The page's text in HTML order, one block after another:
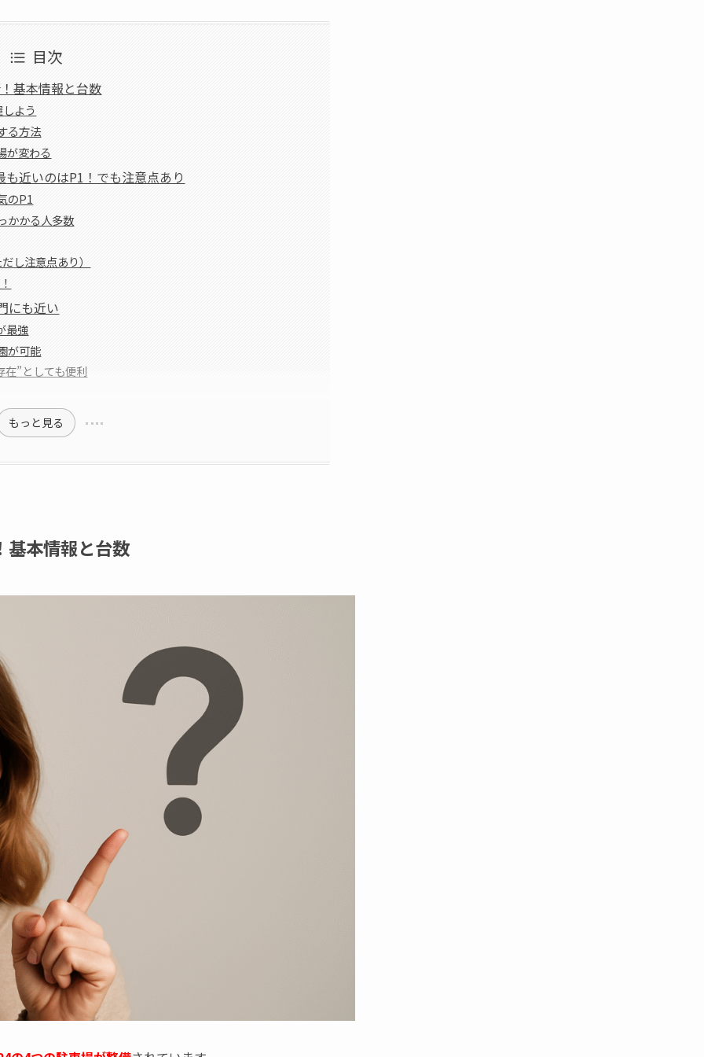
目次
基本情報と台数
よう
る方法
が変わる
近いのはP1！でも注意点あり
のP1
かかる人多数
し注意点あり）
にも近い
最強
が可能
”としても便利
もっと見る
基本情報と台数